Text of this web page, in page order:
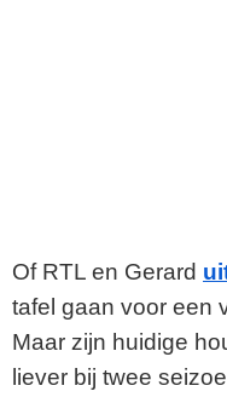
Of RTL en Gerard
tafel gaan voor een
Maar zijn huidige
liever bij twee